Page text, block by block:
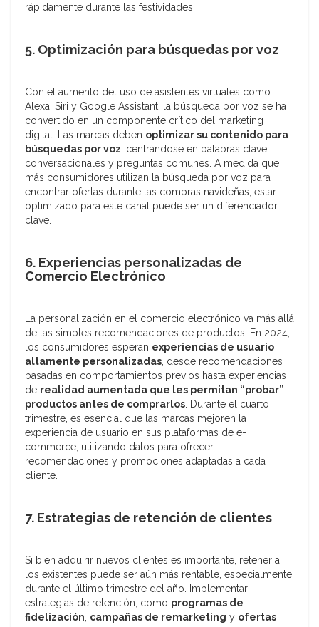
rápidamente durante las festividades.
5. Optimización para búsquedas por voz
Con el aumento del uso de asistentes virtuales como
Alexa, Siri y Google Assistant, la búsqueda por voz se ha
convertido en un componente crítico del marketing
digital. Las marcas deben optimizar su contenido para
búsquedas por voz, centrándose en palabras clave
conversacionales y preguntas comunes. A medida que
más consumidores utilizan la búsqueda por voz para
encontrar ofertas durante las compras navideñas, estar
optimizado para este canal puede ser un diferenciador
clave.
6. Experiencias personalizadas de
Comercio Electrónico
La personalización en el comercio electrónico va más allá
de las simples recomendaciones de productos. En 2024,
los consumidores esperan experiencias de usuario
altamente personalizadas, desde recomendaciones
basadas en comportamientos previos hasta experiencias
de realidad aumentada que les permitan “probar”
productos antes de comprarlos. Durante el cuarto
trimestre, es esencial que las marcas mejoren la
experiencia de usuario en sus plataformas de e-
commerce, utilizando datos para ofrecer
recomendaciones y promociones adaptadas a cada
cliente.
7. Estrategias de retención de clientes
Si bien adquirir nuevos clientes es importante, retener a
los existentes puede ser aún más rentable, especialmente
durante el último trimestre del año. Implementar
estrategias de retención, como programas de
fidelización, campañas de remarketing y ofertas